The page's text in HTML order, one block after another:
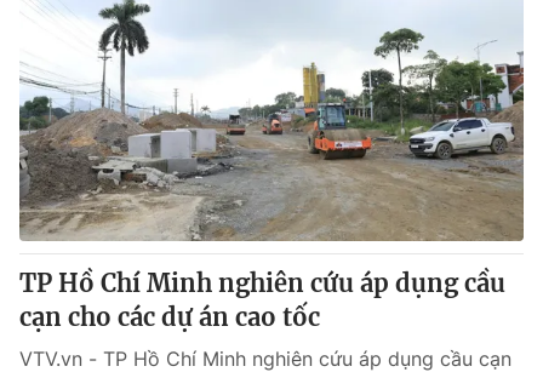
Thế giới
Tin tức
Thế giới đó đây
Câu chuyện quốc tế
Kinh tế
Tài chính
Thị trường
Góc doanh nghiệp
Dữ liệu và đời sống
Truyền hình
Phim VTV
Hậu trường
Giải trí
TP Hồ Chí Minh nghiên cứu áp dụng cầu
cạn cho các dự án cao tốc
VTV.vn - TP Hồ Chí Minh nghiên cứu áp dụng cầu cạn